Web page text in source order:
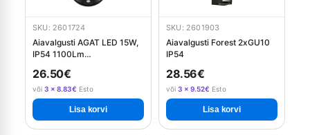
SKU: 2601724
Aiavalgusti AGAT LED 15W,
IP54 1100Lm
26.50€
või 3 × 8.83€ Esto
Lisa korvi
SKU: 2601903
Aiavalgusti Forest 2xGU10
IP54
28.56€
või 3 × 9.52€ Esto
Lisa korvi